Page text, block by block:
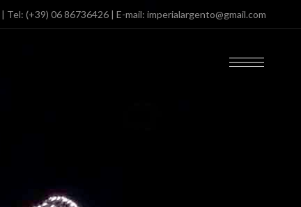
| Tel: (+39) 06 86736426 | E-mail: imperialargento@gmail.com